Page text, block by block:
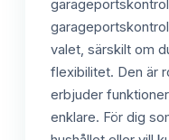
valet, särskilt om
flexibilitet. Den är
erbjuder
enklare. För dig